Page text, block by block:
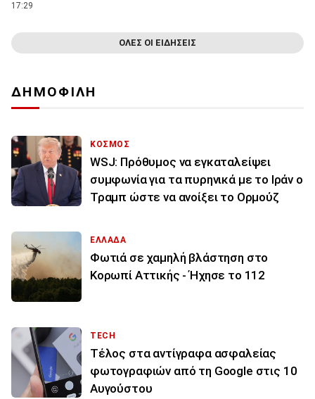
17:29
ΟΛΕΣ ΟΙ ΕΙΔΗΣΕΙΣ
ΔΗΜΟΦΙΛΗ
ΚΟΣΜΟΣ
WSJ: Πρόθυμος να εγκαταλείψει
συμφωνία για τα πυρηνικά με το Ιράν ο
Τραμπ ώστε να ανοίξει το Ορμούζ
ΕΛΛΑΔΑ
Φωτιά σε χαμηλή βλάστηση στο
Κορωπί Αττικής - Ήχησε το 112
TECH
Τέλος στα αντίγραφα ασφαλείας
φωτογραφιών από τη Google στις 10
Αυγούστου